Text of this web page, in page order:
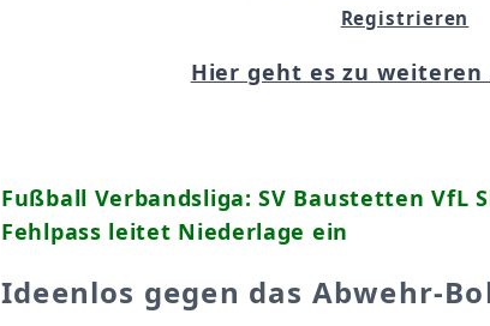
Fußball Verbandsliga: SV Baustetten VfL
Fehlpass leitet Niederlage ein
Ideenlos gegen das Abwehr-
Registrieren
Hier geht es zu weiteren